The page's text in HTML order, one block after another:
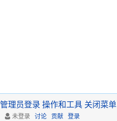
管理员登录 操作和工具 关闭菜单
未登录 讨论 贡献 登录